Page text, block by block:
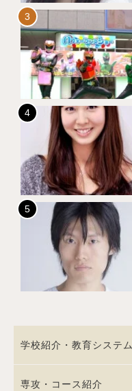
学校紹介・教育システム
専攻・コース紹介